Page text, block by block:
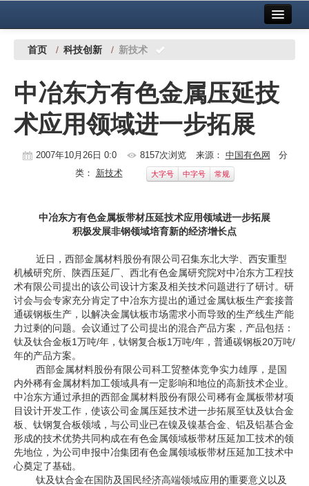
中国有色金属报社主办 广告服务
铜镍铅锌
铝
稀有稀土
科技
地矿 建设
党建工作
企业文化
《资源再生》杂志
行情报价
数字报
首页 / 科技创新 / 新技术
中冶东方有色金属压延技
术应用领域进一步拓展
2007年10月26日 0:0 8157次浏览 来源： 中国有色网 分
类： 新技术 大字号 中字号 常规
中冶东方有色金属板带材压延技术应用领域进一步拓展
积极发展非钢领域培育新的经济增长点
近日，西部金属材料股份有限公司召集东北大学、西安重型
机械研究所、陕西压延厂、西北有色金属研究院对中冶东方工程技
术有限公司提出的该公司设计方案及相关技术问题进行了研讨。研
讨会与会专家充分肯定了中冶东方提出的通过金属钛板生产套接普
通碳钢板生产，以解决金属钛板市场需求小而导致的生产线生产能
力过剩的问题。会议通过了公司提出的混合产品方案，产品包括：
钛及钛合金板1万吨/年，钛钢复合板1万吨/年，普通碳钢板20万吨/
年的产品方案。
西部金属材料股份有限公司科工贸整体竞争实力雄厚，是国
内外稀有金属材料加工领域具有一定影响和地位的高新技术企业。
中冶东方通过承担的西部金属材料股份有限公司稀有金属板带材项
目设计开发工作，使该公司金属压延技术进一步拓展至钛及钛合金
板、钛钢复合板领域，与公司业已在镍及镍基合金、铝及铝基合金
形成的技术优势共同构成在有色金属领域板带材压延加工技术的领
先地位，为公司申报中冶集团有色金属领域板带材压延加工技术中
心奠定了基础。
钛及钛合金在国防及国民经济高端领域应用的重要意义以及